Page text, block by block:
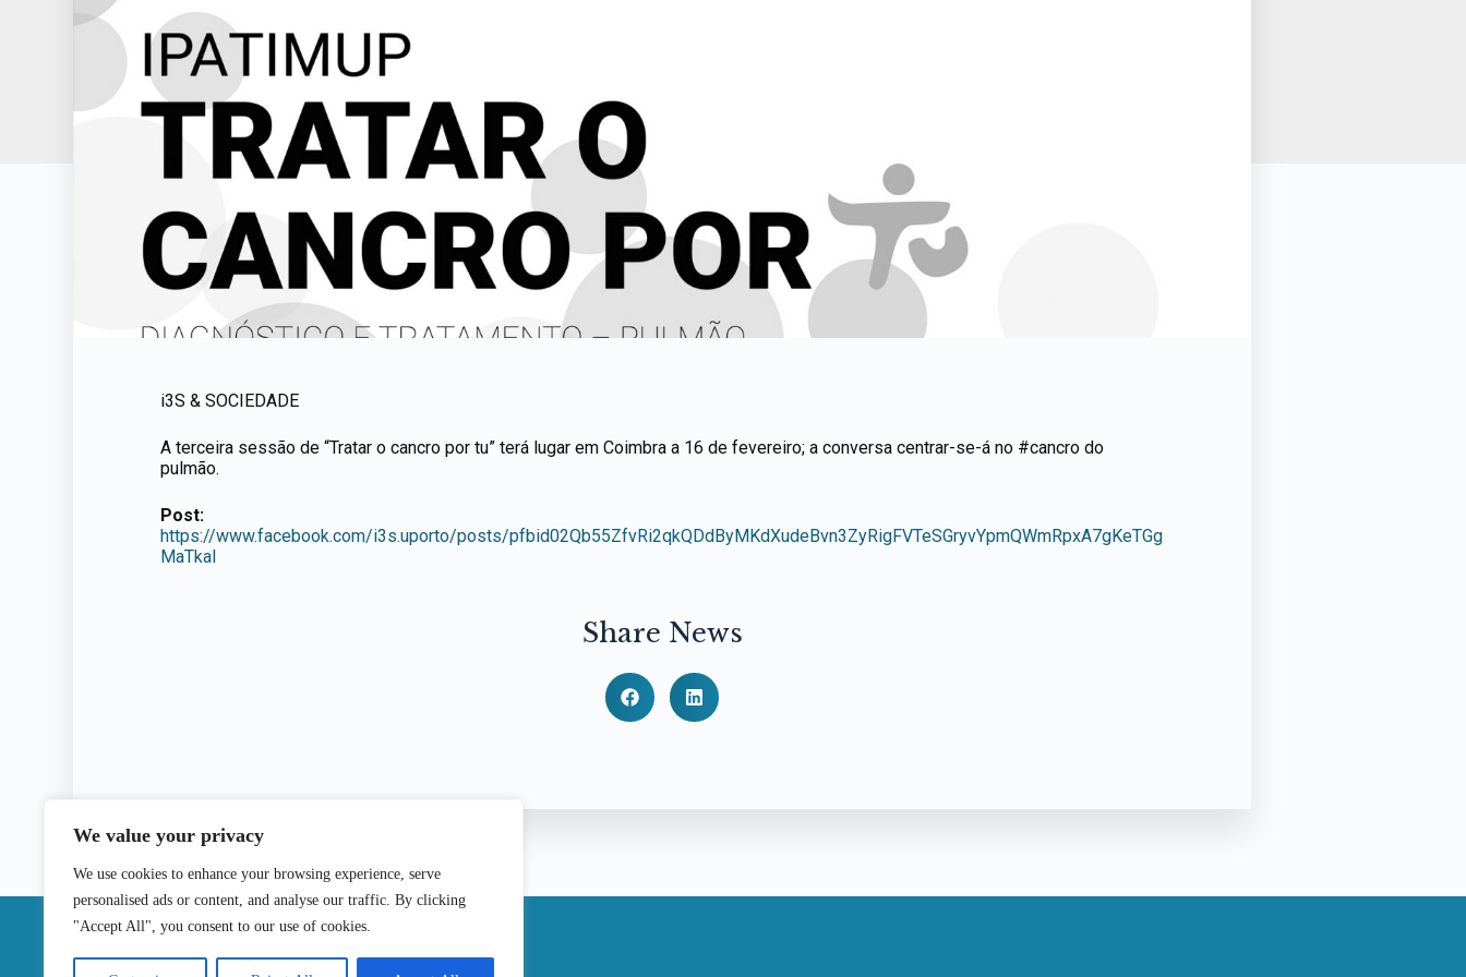
We value your privacy
We use cookies to enhance your browsing experience, serve
personalised ads or content, and analyse our traffic. By clicking
"Accept All", you consent to our use of cookies.
i3S & SOCIEDADE
A terceira sessão de “Tratar o cancro por tu” terá lugar em Coimbra a 16 de fevereiro; a conversa centrar-se-á no #cancro do
pulmão.
Post:
https://www.facebook.com/i3s.uporto/posts/pfbid02Qb55ZfvRi2qkQDdByMKdXudeBvn3ZyRigFVTeSGryvYpmQWmRpxA7gKeTGg
MaTkal
Share News
|